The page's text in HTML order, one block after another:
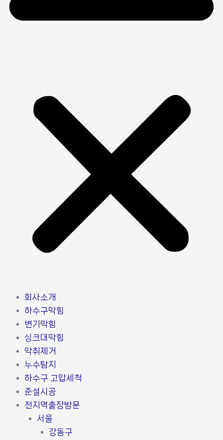
회사소개
하수구막힘
변기막힘
싱크대막힘
악취제거
누수탐지
하수구 고압세척
준설시공
전지역출장방문
서울
강동구